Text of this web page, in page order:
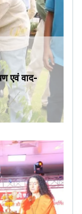
एवं वाद-